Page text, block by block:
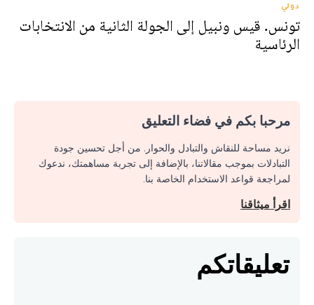
دولي
تونس. قيس ونبيل إلى الجولة الثانية من الانتخابات
الرئاسية
مرحبا بكم في فضاء التعليق
نريد مساحة للنقاش والتبادل والحوار. من أجل تحسين جودة
التبادلات بموجب مقالاتنا، بالإضافة إلى تجربة مساهمتك، ندعوك
لمراجعة قواعد الاستخدام الخاصة بنا.
اقرأ ميثاقنا
تعليقاتكم